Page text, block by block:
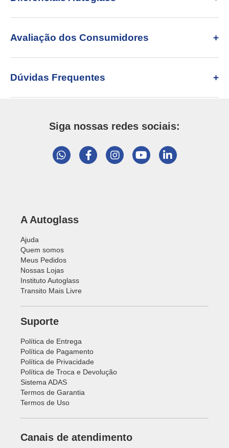
Avaliação dos Consumidores
Dúvidas Frequentes
Siga nossas redes sociais:
A Autoglass
Ajuda
Quem somos
Meus Pedidos
Nossas Lojas
Instituto Autoglass
Transito Mais Livre
Suporte
Política de Entrega
Política de Pagamento
Política de Privacidade
Política de Troca e Devolução
Sistema ADAS
Termos de Garantia
Termos de Uso
Canais de atendimento